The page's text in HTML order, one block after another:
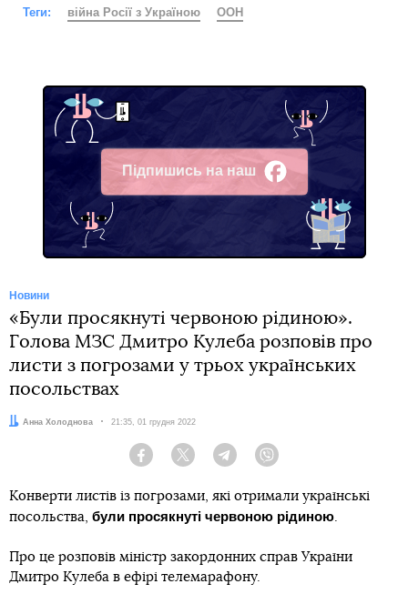
Теги: війна Росії з Україною ООН
Підпишись на наш
Facebook
Новини
«Були просякнуті червоною рідиною».
Голова МЗС Дмитро Кулеба розповів про
листи з погрозами у трьох українських
посольствах
Автор:
Анна Холоднова Дата:
21:35, 01 грудня 2022
Facebook Twitter Telegram
Конверти листів із погрозами, які отримали українські
посольства, були просякнуті червоною рідиною
Про це розповів міністр закордонних справ України
Дмитро Кулеба в ефірі телемарафону.